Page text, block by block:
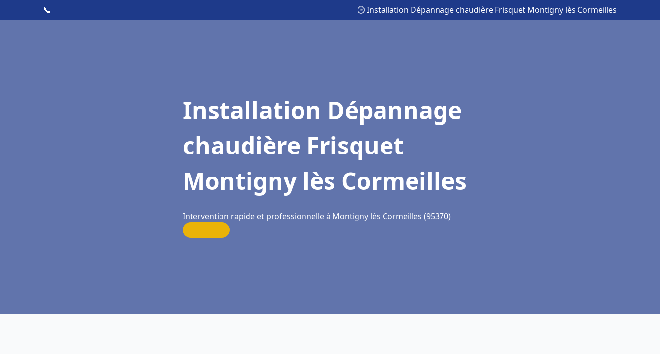
📞 🕒 Installation Dépannage chaudière Frisquet Montigny lès Cormeilles
Installation Dépannage
chaudière Frisquet
Montigny lès Cormeilles
Intervention rapide et professionnelle à Montigny lès Cormeilles (95370)